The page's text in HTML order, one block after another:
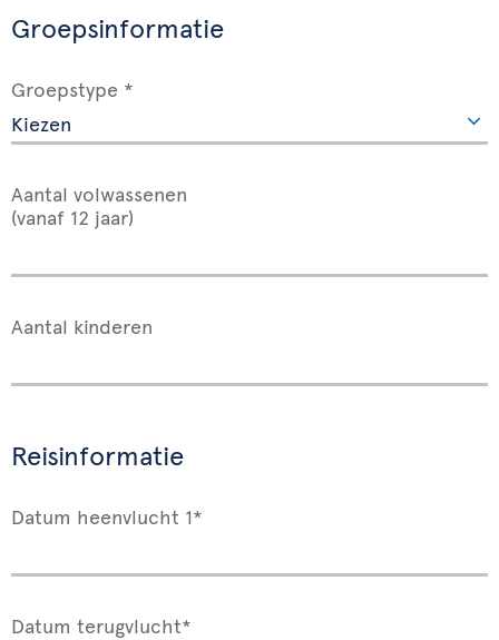
Groepsinformatie
Groepstype *
Aantal volwassenen
(vanaf 12 jaar)
Aantal kinderen
Reisinformatie
Datum heenvlucht 1*
Datum terugvlucht*